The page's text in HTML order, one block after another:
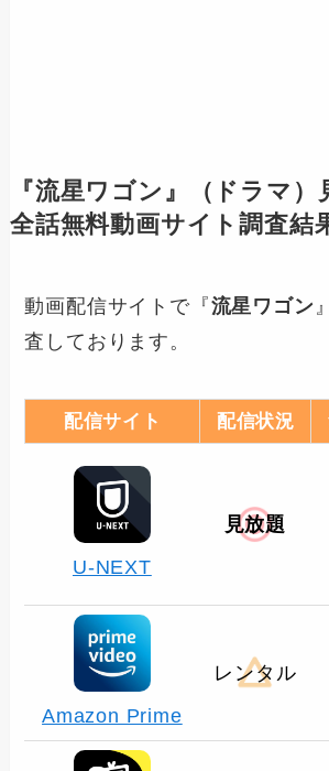
『流星ワゴン 』（ドラマ）
全話無料動画サイト調査結
動画配信サイトで『流星ワゴン
査しております。
配信サイト 配信状況
U-NEXT
見放題
Amazon Prime
レンタル